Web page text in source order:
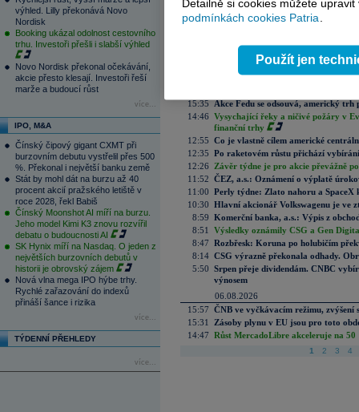
výhled. Lilly překonává Novo
Nordisk
Booking ukázal odolnost cestovního
trhu. Investoři přešli i slabší výhled
Novo Nordisk překonal očekávání,
akcie přesto klesají. Investoři řeší
marže a budoucí růst
více...
IPO, M&A
Čínský čipový gigant CXMT při
burzovním debutu vystřelil přes 500
%. Překonal i největší banku země
Stát by mohl dát na burzu až 40
procent akcií pražského letiště v
roce 2028, řekl Babiš
Čínský Moonshot AI míří na burzu.
Jeho model Kimi K3 znovu rozvířil
debatu o budoucnosti AI
SK Hynix míří na Nasdaq. O jeden z
největších burzovních debutů v
historii je obrovský zájem
Nová vlna mega IPO hýbe trhy.
Rychlé zařazování do indexů
přináší šance i rizika
více...
TÝDENNÍ PŘEHLEDY
více...
08.08.2026
8:41 Víkendář: Trhy nemají rády prázdné
Slabá data z trhu práce pomohla
Akcie v optimismu, průmysl v
15:35 Akce Fedu se odsouvá, americký
14:46 Vysychající řeky a ničivé požáry v
finanční trhy
12:55 Co je vlastně cílem americké
12:35 Po raketovém růstu přichází
12:26
Závěr týdne je pro akcie převážně
11:52 ČEZ, a.s.: Oznámení o výplatě
11:00 Perly týdne: Zlato nahoru a SpaceX
10:30 Hlavní akcionář Volkswagenu je ve
8:59 Komerční banka, a.s.: Výpis z
8:51
Výsledky oznámily CSG a Gen
8:47 Rozbřesk: Koruna po holubičím
8:14 CSG výrazně překonala odhady.
5:50 Srpen přeje dividendám. CNBC
výnosem
06.08.2026
15:57 ČNB ve vyčkávacím režimu, zvýšení
15:31
Zásoby plynu v EU jsou pro toto
14:47 Růst MercadoLibre akceleruje na
1 2 3 4
Detailně si cookies můžete
podmínkách cookies Patria.
Použít jen